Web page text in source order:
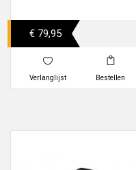
€ 79,95
Verlanglijst Bestellen